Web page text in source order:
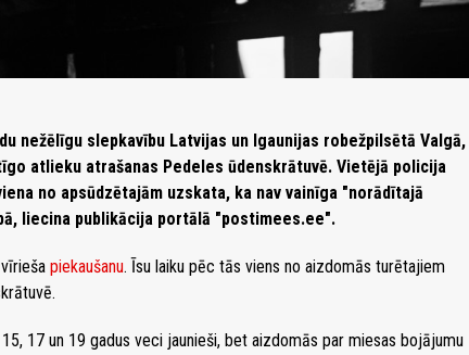
nežēlīgu slepkavību Latvijas un Igaunijas robežpilsētā Valgā,
atlieku atrašanas Pedeles ūdenskrātuvē. Vietējā policija
no apsūdzētajām uzskata, ka nav vainīga "norādītajā
liecina publikācija portālā "postimees.ee".
piekaušanu. Īsu laiku pēc tās viens no aizdomās turētajiem
17 un 19 gadus veci jaunieši, bet aizdomās par miesas bojājumu